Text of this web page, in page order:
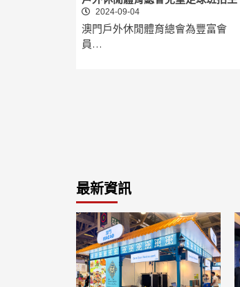
2024-09-04
澳門戶外休閒體育總會為豐富會
員…
最新資訊